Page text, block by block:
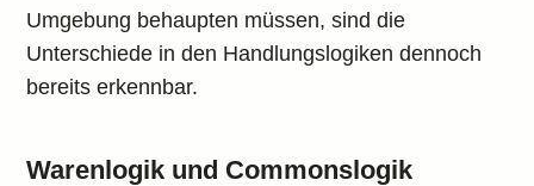
Umgebung behaupten müssen, sind die
Unterschiede in den Handlungslogiken dennoch
bereits erkennbar.
Warenlogik und Commonslogik